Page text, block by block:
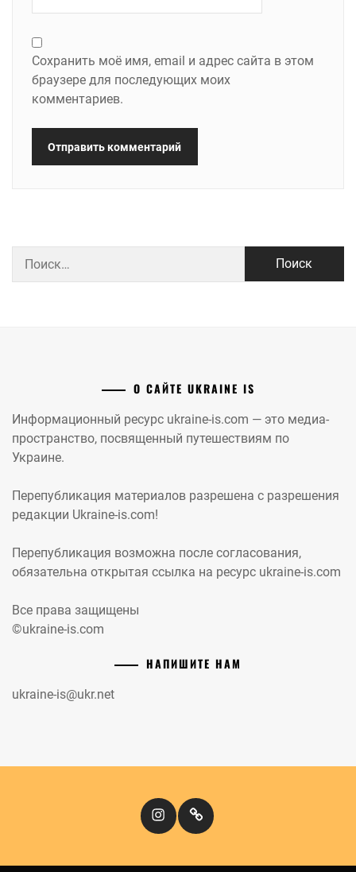
Сохранить моё имя, email и адрес сайта в этом
браузере для последующих моих
комментариев.
О САЙТЕ UKRAINE IS
Информационный ресурс ukraine-is.com — это медиа-
пространство, посвященный путешествиям по
Украине.
Перепубликация материалов разрешена с разрешения
редакции Ukraine-is.com!
Перепубликация возможна после согласования,
обязательна открытая ссылка на ресурс ukraine-is.com
Все права защищены
©ukraine-is.com
НАПИШИТЕ НАМ
ukraine-is@ukr.net
InstagramКіномандри